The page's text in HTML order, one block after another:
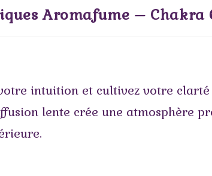
Aromafume –
intuition et cultivez votre clarté
lente crée une atmosphère